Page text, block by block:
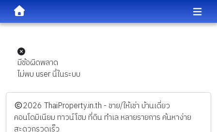
มีข้อผิดพลาด
ไม่พบ user นี้ในระบบ
️2026 ThaiProperty.in.th - ขาย/ให้เช่า บ้านเดี่ยว
คอนโดมิเนียม ทาวน์โฮม ที่ดิน ทำเล หลายรายการ ค้นหาง่าย
สะดวกรวดเร็ว